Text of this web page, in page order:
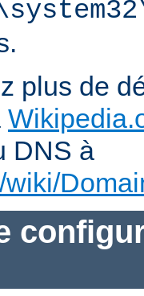
plus de
DNS à